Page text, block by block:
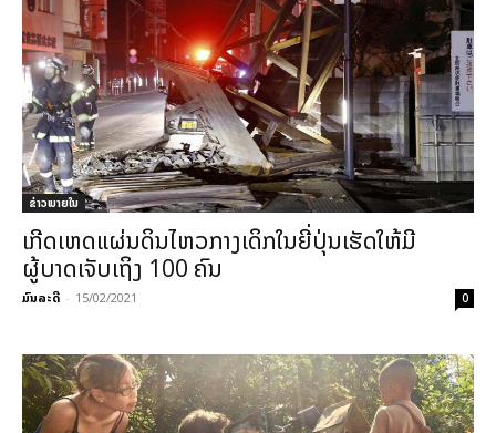
ຂ່າວພາຍ​ໃນ
ເກີດເຫດແຜ່ນດິນໄຫວກາງເດິກໃນຍີ່ປຸ່ນເຮັດໃຫ້ມີ
ຜູ້ບາດເຈັບເຖິງ 100 ຄົນ
ມົນລະດີ - 15/02/2021 0